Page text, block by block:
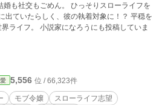
も社交もごめん。 ひっそりスローライフを
いたらしく、彼の執着対象に！？ 平穏を
にも投稿していま
5,556 位 / 66,323件
モブ令嬢
スローライフ志望